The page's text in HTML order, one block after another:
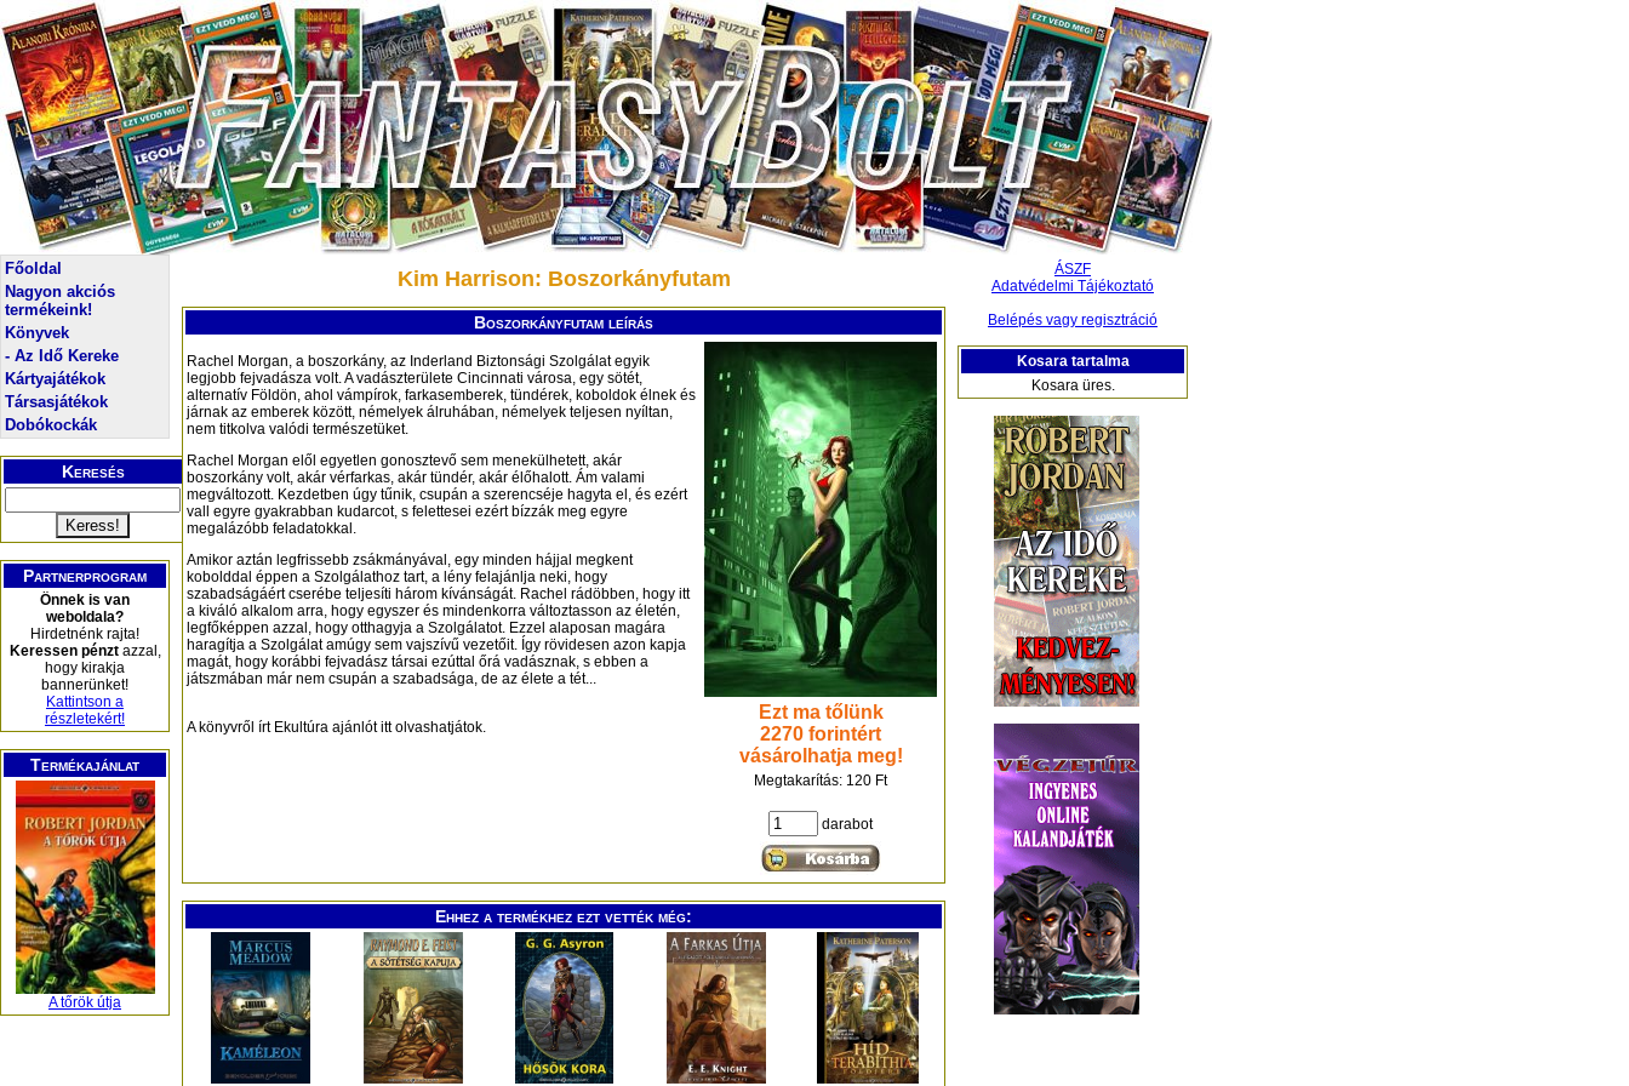
Főoldal
Nagyon akciós
termékeink!
Könyvek
- Az Idő Kereke
Kártyajátékok
Társasjátékok
Dobókockák
Keresés
Partnerprogram
Önnek is van
weboldala?
Hirdetnénk rajta!
Keressen pénztazzal,
hogy kirakja
bannerünket!
Kattintson a
részletekért!
Termékajánlat
A tőrök útja
Kim Harrison: Boszorkányfutam
Boszorkányfutam leírás
Ezt ma tőlünk
2270 forintért
vásárolhatja meg!
Megtakarítás: 120 Ft
darabot
Rachel Morgan, a boszorkány, az Inderland Biztonsági Szolgálat egyik
legjobb fejvadásza volt. A vadászterülete Cincinnati városa, egy sötét,
alternatív Földön, ahol vámpírok, farkasemberek, tündérek, koboldok élnek és
járnak az emberek között, némelyek álruhában, némelyek teljesen nyíltan,
nem titkolva valódi természetüket.
Rachel Morgan elől egyetlen gonosztevő sem menekülhetett, akár
boszorkány volt, akár vérfarkas, akár tündér, akár élőhalott. Ám valami
megváltozott. Kezdetben úgy tűnik, csupán a szerencséje hagyta el, és ezért
vall egyre gyakrabban kudarcot, s felettesei ezért bízzák meg egyre
megalázóbb feladatokkal.
Amikor aztán legfrissebb zsákmányával, egy minden hájjal megkent
kobolddal éppen a Szolgálathoz tart, a lény felajánlja neki, hogy
szabadságáért cserébe teljesíti három kívánságát. Rachel rádöbben, hogy itt
a kiváló alkalom arra, hogy egyszer és mindenkorra változtasson az életén,
legfőképpen azzal, hogy otthagyja a Szolgálatot. Ezzel alaposan magára
haragítja a Szolgálat amúgy sem vajszívű vezetőit. Így rövidesen azon kapja
magát, hogy korábbi fejvadász társai ezúttal őrá vadásznak, s ebben a
játszmában már nem csupán a szabadsága, de az élete a tét...
A könyvről írt Ekultúra ajánlót itt olvashatjátok.
Ehhez a termékhez ezt vették még:
ÁSZF
Adatvédelmi Tájékoztató
Belépés vagy regisztráció
Kosara tartalma
Kosara üres.